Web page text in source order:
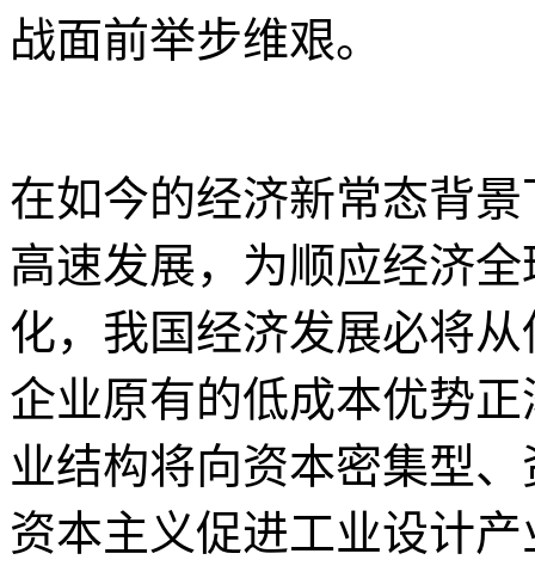
战面前举步维艰。
在如今的经济新常态背
高速发展，为顺应经济
化，我国经济发展必将
企业原有的低成本优势
业结构将向资本密集型
资本主义促进工业设计